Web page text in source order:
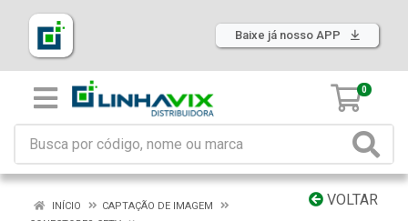
Baixe já nosso APP
0
VOLTAR
INÍCIO
CAPTAÇÃO DE IMAGEM